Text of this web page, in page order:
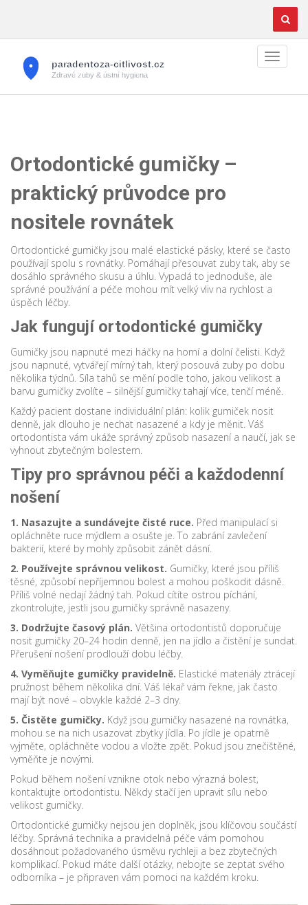
Ortodontické gumičky –
praktický průvodce pro
nositele rovnátek
Ortodontické gumičky jsou malé elastické pásky, které se často
používají spolu s rovnátky. Pomáhají přesouvat zuby tak, aby se
dosáhlo správného skusu a úhlu. Vypadá to jednoduše, ale
správné používání a péče mohou mít velký vliv na rychlost a
úspěch léčby.
Jak fungují ortodontické gumičky
Gumičky jsou napnuté mezi háčky na horní a dolní čelisti. Když
jsou napnuté, vytvářejí mírný tah, který posouvá zuby po dobu
několika týdnů. Síla tahů se mění podle toho, jakou velikost a
barvu gumičky zvolíte – silnější gumičky tahají více, tenčí méně.
Každý pacient dostane individuální plán: kolik gumiček nosit
denně, jak dlouho je nechat nasazené a kdy je měnit. Váš
ortodontista vám ukáže správný způsob nasazení a naučí, jak se
vyhnout zbytečným bolestem.
Tipy pro správnou péči a každodenní
nošení
1. Nasazujte a sundávejte čisté ruce. Před manipulací si
opláchněte ruce mýdlem a osušte je. To zabrání zavlečení
bakterií, které by mohly způsobit zánět dásní.
2. Používejte správnou velikost. Gumičky, které jsou příliš
těsné, způsobí nepříjemnou bolest a mohou poškodit dásně.
Příliš volné nedají žádný tah. Pokud cítíte ostrou píchání,
zkontrolujte, jestli jsou gumičky správně nasazeny.
3. Dodržujte časový plán. Většina ortodontistů doporučuje
nosit gumičky 20–24 hodin denně, jen na jídlo a čistění je sundat.
Přerušení nošení prodlouží dobu léčby.
4. Vyměňujte gumičky pravidelně. Elastické materiály ztrácejí
pružnost během několika dní. Váš lékař vám řekne, jak často
mají být nové – obvykle každé 2–3 dny.
5. Čistěte gumičky. Když jsou gumičky nasazené na rovnátka,
mohou se na nich usazovat zbytky jídla. Po jídle je opatrně
vyjměte, opláchněte vodou a vložte zpět. Pokud jsou znečištěné,
vyměňte je novými.
Pokud během nošení vznikne otok nebo výrazná bolest,
kontaktujte ortodontistu. Někdy stačí jen upravit sílu nebo
velikost gumičky.
Orto­dontické gumičky nejsou jen doplněk, jsou klíčovou součástí
léčby. Správná technika a pravidelná péče vám pomohou
dosáhnout požadovaného úsměvu rychleji a bez zbytečných
komplikací. Pokud máte další otázky, nebojte se zeptat svého
odborníka – je připraven vám pomoci na každém kroku.